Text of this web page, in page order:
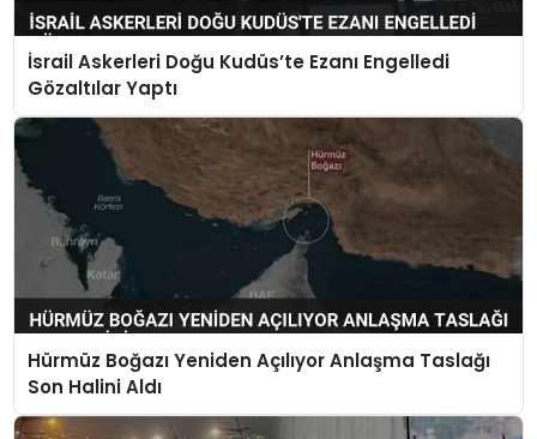
İsrail Askerleri Doğu Kudüs’te Ezanı Engelledi
Gözaltılar Yaptı
Hürmüz Boğazı Yeniden Açılıyor Anlaşma Taslağı
Son Halini Aldı